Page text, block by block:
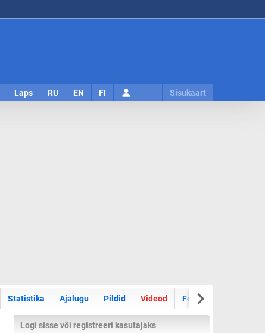
Laps RU EN FI Sisukaart
Statistika Ajalugu Pildid Videod Foorum
Logi sisse või registreeri kasutajaks